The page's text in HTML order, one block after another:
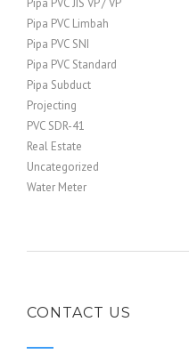
Pipa PVC JIS VP / VP
Pipa PVC Limbah
Pipa PVC SNI
Pipa PVC Standard
Pipa Subduct
Projecting
PVC SDR-41
Real Estate
Uncategorized
Water Meter
CONTACT US